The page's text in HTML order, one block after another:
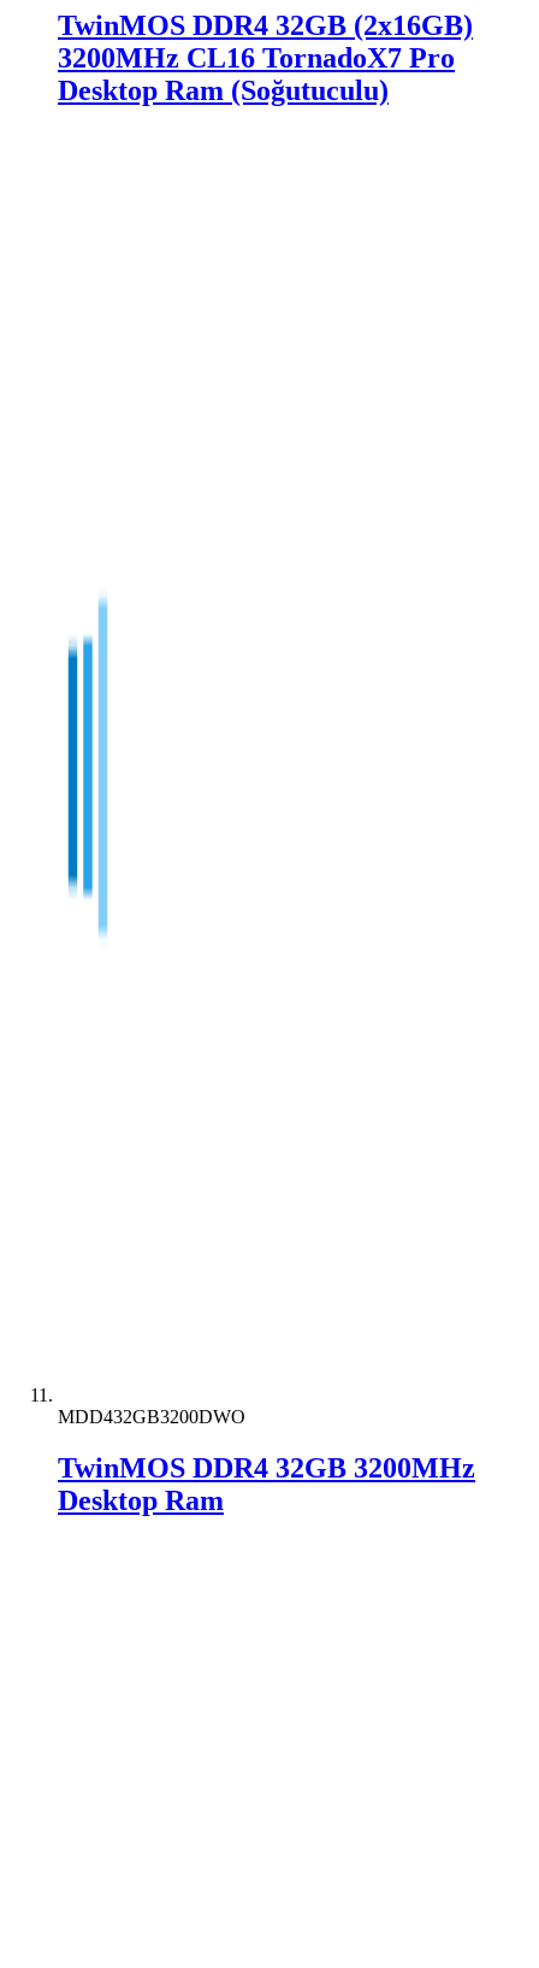
TwinMOS DDR4 32GB (2x16GB)
3200MHz CL16 TornadoX7 Pro
Desktop Ram (Soğutuculu)
MDD432GB3200DWO
TwinMOS DDR4 32GB 3200MHz
Desktop Ram